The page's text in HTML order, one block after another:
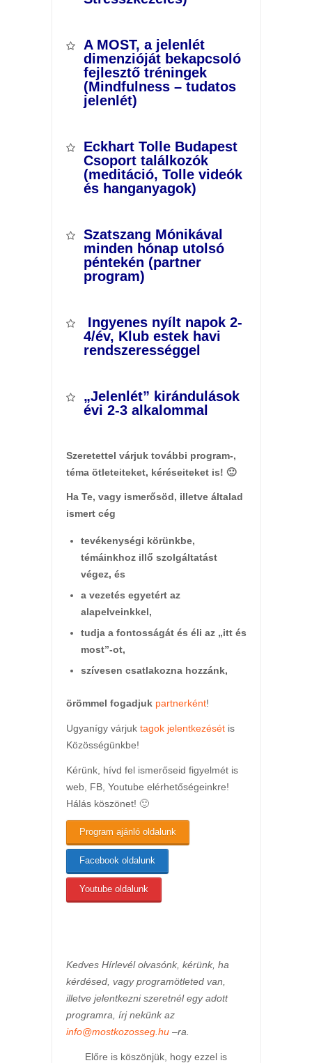
A MOST, a jelenlét
dimenzióját bekapcsoló
fejlesztő tréningek
(Mindfulness – tudatos
jelenlét)
Eckhart Tolle Budapest
Csoport találkozók
(meditáció, Tolle videók
és hanganyagok)
Szatszang Mónikával
minden hónap utolsó
péntekén (partner
program)
Ingyenes nyílt napok 2-
4/év, Klub estek havi
rendszerességgel
„Jelenlét” kirándulások
évi 2-3 alkalommal
Szeretettel várjuk további program-,
téma ötleteiteket, kéréseiteket is! 🙂
Ha Te, vagy ismerősöd, illetve általad
ismert cég
tevékenységi körünkbe,
témáinkhoz illő szolgáltatást
végez, és
a vezetés egyetért az
alapelveinkkel,
tudja a fontosságát és éli az „itt és
most”-ot,
szívesen csatlakozna hozzánk,
örömmel fogadjuk partnerként!
Ugyanígy várjuk tagok jelentkezésétis
Közösségünkbe!
Kérünk, hívd fel ismerőseid figyelmét is
web, FB, Youtube elérhetőségeinkre!
Hálás köszönet! 🙂
Program ajánló oldalunk
Facebook oldalunk
Youtube oldalunk
Kedves Hírlevél olvasónk, kérünk, ha
kérdésed, vagy programötleted van,
illetve jelentkezni szeretnél egy adott
programra, írj nekünk az
info@mostkozosseg.hu–ra.
Előre is köszönjük, hogy ezzel is